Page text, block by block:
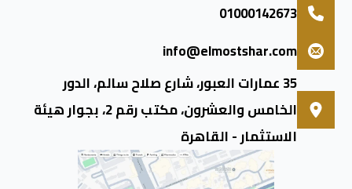
01000142673
info@elmostshar.com
35 عمارات العبور، شارع صلاح سالم، الدور
الخامس والعشرون، مكتب رقم 2، بجوار هيئة
الاستثمار - القاهرة